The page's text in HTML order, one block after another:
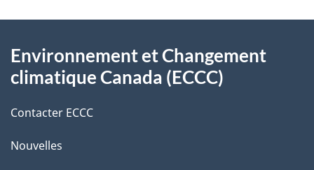
l
s
d
e
l
o
t
r
r
t
propos
de
ce
site
Environnement et Changement
climatique Canada (ECCC)
Contacter ECCC
Nouvelles